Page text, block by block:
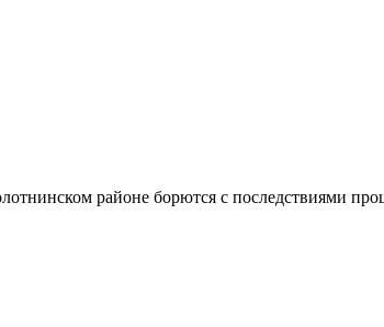
районе борются с последствиями